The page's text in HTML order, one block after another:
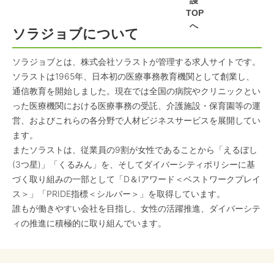
TOP
へ
ソラジョブについて
ソラジョブとは、株式会社ソラストが管理する求人サイトです。
ソラストは1965年、日本初の医療事務教育機関として創業し、
通信教育を開始しました。現在では全国の病院やクリニックとい
った医療機関における医療事務の受託、介護施設・保育園等の運
営、およびこれらの各分野で人材ビジネスサービスを展開してい
ます。
またソラストは、従業員の9割が女性であることから「えるぼし
(3つ星)」「くるみん」を、そしてダイバーシティポリシーに基
づく取り組みの一部として「D＆Iアワード＜ベストワークプレイ
ス＞」「PRIDE指標＜シルバー＞」を取得しています。
誰もが働きやすい会社を目指し、女性の活躍推進、ダイバーシテ
ィの推進に積極的に取り組んでいます。